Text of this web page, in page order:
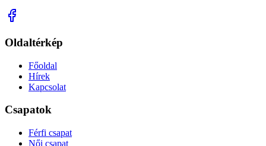
Oldaltérkép
Főoldal
Hírek
Kapcsolat
Csapatok
Férfi csapat
Női csapat